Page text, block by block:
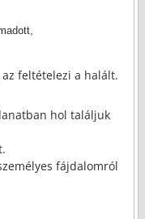
feltételezi a halált.
hol találjuk
fájdalomról